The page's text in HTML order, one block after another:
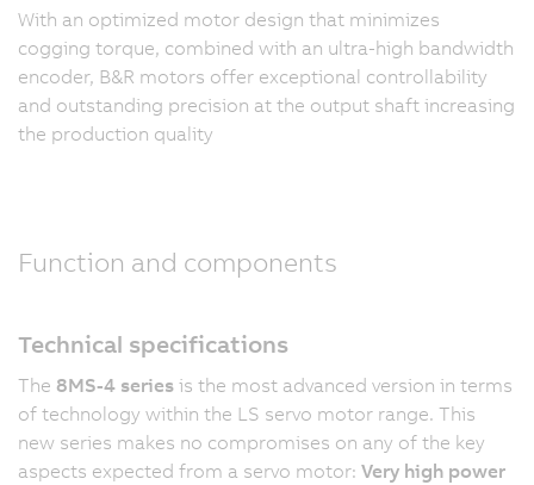
With an optimized motor design that minimizes
cogging torque, combined with an ultra-high bandwidth
encoder, B&R motors offer exceptional controllability
and outstanding precision at the output shaft increasing
the production quality
Function and components
Technical specifications
The 8MS-4 series is the most advanced version in terms
of technology within the LS servo motor range. This
new series makes no compromises on any of the key
aspects expected from a servo motor: Very high power